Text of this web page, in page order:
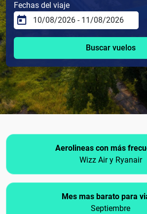
Fechas del viaje
Buscar vuelos
Aerolineas con más
Wizz Air y Ryanair
Mes mas barato para
Septiembre